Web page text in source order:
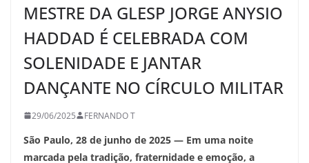
MESTRE DA GLESP JORGE ANYSIO
HADDAD É CELEBRADA COM
SOLENIDADE E JANTAR
DANÇANTE NO CÍRCULO MILITAR
29/06/2025 FERNANDO T
São Paulo, 28 de junho de 2025 — Em uma noite
marcada pela tradição, fraternidade e emoção, a